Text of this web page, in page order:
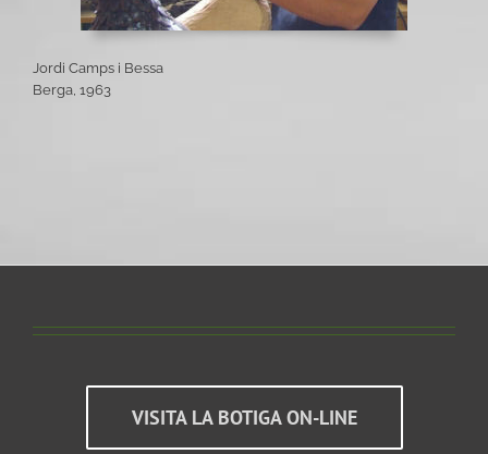
Jordi Camps i Bessa
Berga, 1963
VISITA LA BOTIGA ON-LINE